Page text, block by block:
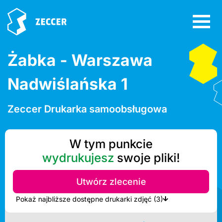
Żabka - Warszawa
Nadwiślańska 1
Zeccer Drukarka samoobsługowa
W tym punkcie
wydrukujesz swoje pliki!
Utwórz zlecenie
Pokaż najbliższe dostępne drukarki zdjęć (3)